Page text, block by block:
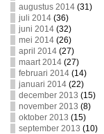
augustus 2014(31)
juli 2014(36)
juni 2014(32)
mei 2014(26)
april 2014(27)
maart 2014(27)
februari 2014(14)
januari 2014(22)
december 2013 (15)
november 2013 (8)
oktober 2013 (15)
september 2013 (10)